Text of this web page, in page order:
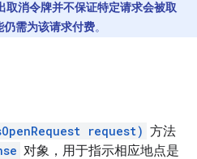
取消令牌并不保证特定请求会被取
仍需为该请求付费。
request) 方法
对象，用于指示相应地点是